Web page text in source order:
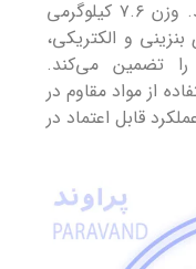
عملکردی قوی و پایدار ارائه می‌دهد. وزن ۷.۶ کیلوگرمی
و الکتریکی،
تضمین می‌کند.
از مواد مقاوم در
قابل اعتماد در